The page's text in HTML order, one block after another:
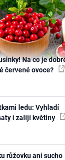
Na co je
červené ovoce?
ledu: Vyhladí
i zalijí květiny
růžovku ani sucho